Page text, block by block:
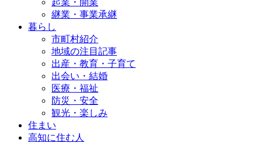
起業・開業
継業・事業承継
暮らし
市町村紹介
地域の注目記事
出産・教育・子育て
出会い・結婚
医療・福祉
防災・安全
観光・楽しみ
住まい
高知に住む人